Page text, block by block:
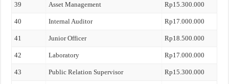
39 Asset Management Rp15.300.000
40 Internal Auditor Rp17.000.000
41 Junior Officer Rp18.500.000
42 Laboratory Rp17.000.000
43 Public Relation Supervisor Rp15.300.000